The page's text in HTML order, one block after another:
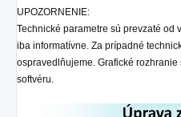
UPOZORNENIE:
Technické parametre sú prevzaté od
iba informatívne. Za prípadné
ospravedlňujeme. Grafické
softvéru.